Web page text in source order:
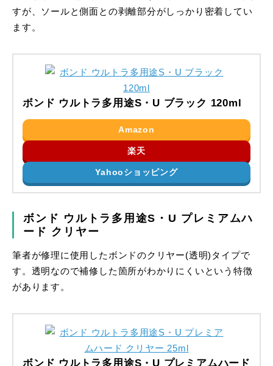
すが、ソールと側面との剥離部分がしっかり密着してい
ます。
ボンド ウルトラ多用途S・U ブラック 120ml
Amazon
楽天
Yahooショッピング
ボンド ウルトラ多用途S・U プレミアムハ
ード クリヤー
筆者が修理に使用したボンドのクリヤー(透明)タイプで
す。透明なので補修した箇所がわかりにくいという特徴
があります。
ボンド ウルトラ多用途S・U プレミアムハード